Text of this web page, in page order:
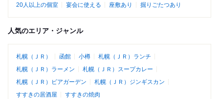
20人以上の個室
宴会に使える 座敷あり 掘りごたつあり
人気のエリア・ジャンル
札幌（ＪＲ） 函館 小樽
札幌（ＪＲ）ランチ
札幌（ＪＲ）ラーメン
札幌（ＪＲ）スープカレー
札幌（ＪＲ）ビアガーデン
札幌（ＪＲ）ジンギスカン
すすきの居酒屋
すすきの焼肉